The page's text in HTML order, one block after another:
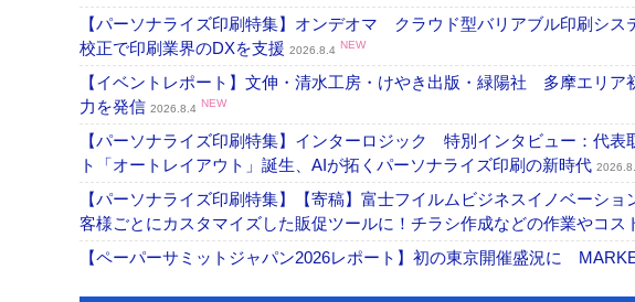
【パーソナライズ印刷特集】オンデオマ クラウド型バリアブル印刷シ
校正で印刷業界のDXを支援 2026.8.4 NEW
【イベントレポート】文伸・清水工房・けやき出版・緑陽社 多摩エリ
力を発信 2026.8.4 NEW
【パーソナライズ印刷特集】インターロジック 特別インタビュー：代
ト「オートレイアウト」誕生、AIが拓くパーソナライズ印刷の新時代
【パーソナライズ印刷特集】【寄稿】富士フイルムビジネスイノベーシ
客様ごとにカスタマイズした販促ツールに！チラシ作成などの作業やコス
【ペーパーサミットジャパン2026レポート】初の東京開催盛況に